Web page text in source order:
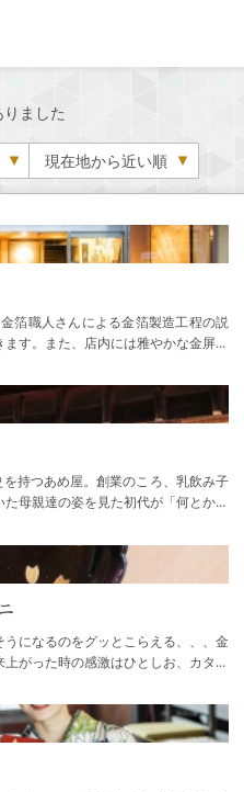
ました
現在地から近い順
箔職人さんによる金箔製造工程の説
す。また、店内には雅やかな金屏風
持つあめ屋。創業のころ、乳飲み子
母親達の姿を見た初代が「何とか母
になるのをグッとこらえる、、、金
がった時の感激はひとしお、カタニ